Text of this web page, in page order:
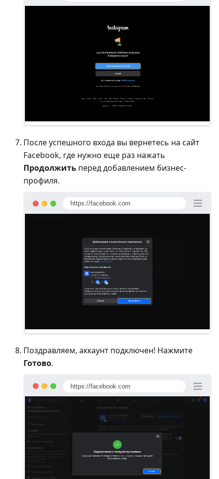
После успешного входа вы вернетесь на сайт
Facebook, где нужно еще раз нажать
Продолжить перед добавлением бизнес-
профиля.
https://facebook.com
Поздравляем, аккаунт подключен! Нажмите
Готово.
https://facebook.com